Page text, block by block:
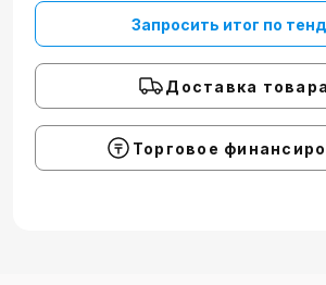
Запросить итог по
Доставка товара
Торговое